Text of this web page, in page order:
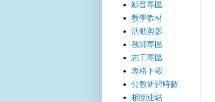
影音專區
教學教材
活動剪影
教師專區
志工專區
表格下載
公教研習時數
相關連結